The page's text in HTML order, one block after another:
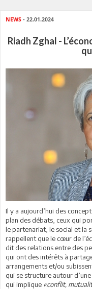
NEWS - 22.01.2024
Riadh Zghal -
Il y a aujourd’hui des
plan des débats, ceux qui
le partenariat, le social et la
rappellent que le cœur de
dit des relations entre des
qui ont des intérêts à
arrangements et/ou
qui se structure autour
qui implique «conflit,